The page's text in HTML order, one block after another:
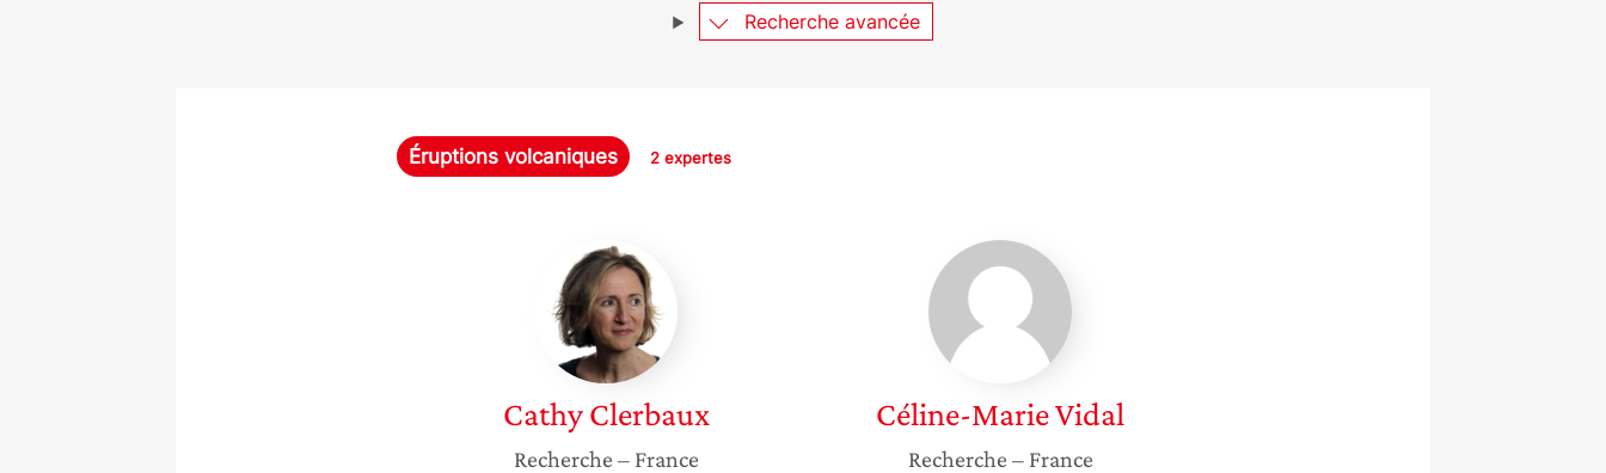
Recherche avancée
Éruptions volcaniques 2 expertes
Cathy
Clerbaux
Cathy Clerbaux
Recherche – France
Céline-
Marie
Vidal
Céline-MarieVidal
Recherche – France